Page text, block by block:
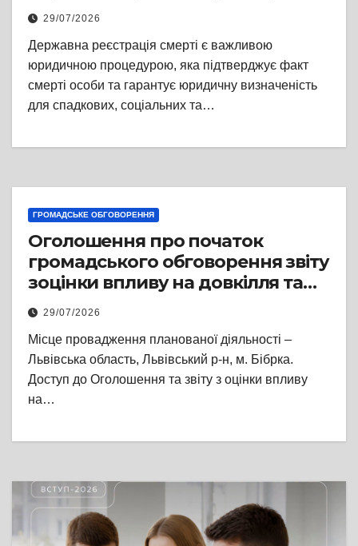
29/07/2026
Державна реєстрація смерті є важливою
юридичною процедурою, яка підтверджує факт
смерті особи та гарантує юридичну визначеність
для спадкових, соціальних та…
ГРОМАДСЬКЕ ОБГОВОРЕННЯ
Оголошення про початок
громадського обговорення звіту
зоцінки впливу на довкілля та
звіт з оцінки впливу надовкілля
стосовно планованої діяльності
«Видобування суглинку та
глини відповідно до
Спеціального дозволу на
користування надрами №
29/07/2026
Місце провадження планованої діяльності –
Львівська область, Львівський р-н, м. Бібрка.
Доступ до Оголошення та звіту з оцінки впливу
на…